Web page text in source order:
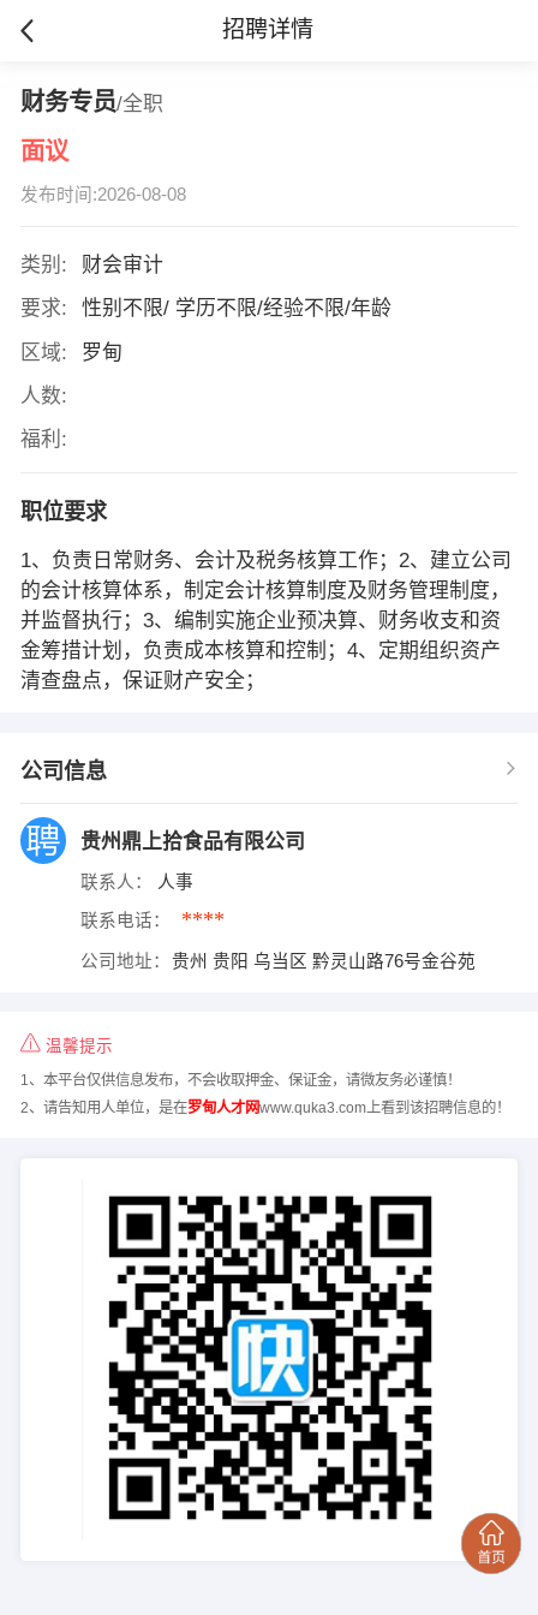
招聘详情
财务专员/全职
面议
发布时间:2026-08-08
类别:
财会审计
要求:
性别不限/ 学历不限/经验不限/年龄
区域:
罗甸
人数:
福利:
职位要求
1、负责日常财务、会计及税务核算工作；2、建立公司
的会计核算体系，制定会计核算制度及财务管理制度，
并监督执行；3、编制实施企业预决算、财务收支和资
金筹措计划，负责成本核算和控制；4、定期组织资产
清查盘点，保证财产安全；
公司信息
贵州鼎上拾食品有限公司
联系人： 人事
联系电话： ****
公司地址： 贵州 贵阳 乌当区 黔灵山路76号金谷苑
温馨提示
1、本平台仅供信息发布，不会收取押金、保证金，请微友务必谨慎！
2、请告知用人单位，是在罗甸人才网www.quka3.com上看到该招聘信息的！